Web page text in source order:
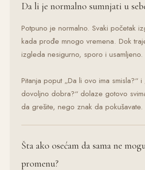
Da li je normalno sumnjati u
Potpuno je normalno. Svaki početak
kada prođe mnogo vremena. Dok
izgleda nesigurno, sporo i usamljeno.
Pitanja poput „Da li ovo ima smisla?“ i
dovoljno dobra?“ dolaze gotovo
da grešite, nego znak da pokušavate.
Šta ako osećam da sama ne
promenu?